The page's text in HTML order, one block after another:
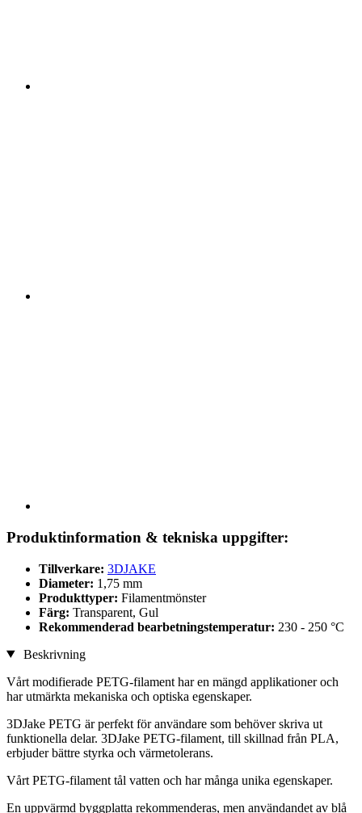
Produktinformation & tekniska uppgifter:
Tillverkare: 3DJAKE
Diameter: 1,75 mm
Produkttyper: Filamentmönster
Färg: Transparent, Gul
Rekommenderad bearbetningstemperatur: 230 - 250 °C
Beskrivning
Vårt modifierade PETG-filament har en mängd applikationer och
har utmärkta mekaniska och optiska egenskaper.
3DJake PETG är perfekt för användare som behöver skriva ut
funktionella delar. 3DJake PETG-filament, till skillnad från PLA,
erbjuder bättre styrka och värmetolerans.
Vårt PETG-filament tål vatten och har många unika egenskaper.
En uppvärmd byggplatta rekommenderas, men användandet av blå